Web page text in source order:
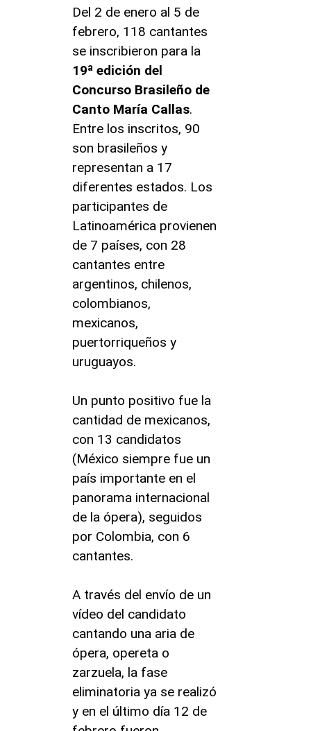
Del 2 de enero al 5 de
febrero, 118 cantantes
se inscribieron para la
19ª edición del
Concurso Brasileño de
Canto María Callas.
Entre los inscritos, 90
son brasileños y
representan a 17
diferentes estados. Los
participantes de
Latinoamérica provienen
de 7 países, con 28
cantantes entre
argentinos, chilenos,
colombianos,
mexicanos,
puertorriqueños y
uruguayos.
Un punto positivo fue la
cantidad de mexicanos,
con 13 candidatos
(México siempre fue un
país importante en el
panorama internacional
de la ópera), seguidos
por Colombia, con 6
cantantes.
A través del envío de un
vídeo del candidato
cantando una aria de
ópera, opereta o
zarzuela, la fase
eliminatoria ya se realizó
y en el último día 12 de